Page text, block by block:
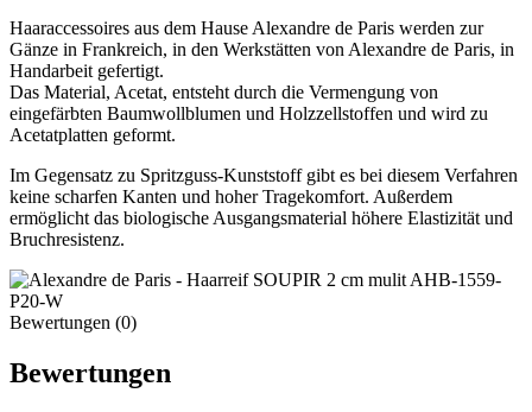
Haaraccessoires aus dem Hause Alexandre de Paris werden zur
Gänze in Frankreich, in den Werkstätten von Alexandre de Paris, in
Handarbeit gefertigt.
Das Material, Acetat, entsteht durch die Vermengung von
eingefärbten Baumwollblumen und Holzzellstoffen und wird zu
Acetatplatten geformt.
Im Gegensatz zu Spritzguss-Kunststoff gibt es bei diesem Verfahren
keine scharfen Kanten und hoher Tragekomfort. Außerdem
ermöglicht das biologische Ausgangsmaterial höhere Elastizität und
Bruchresistenz.
Bewertungen (0)
Bewertungen